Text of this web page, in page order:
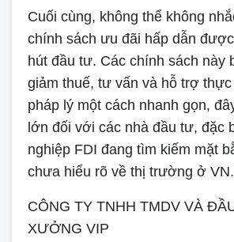
Cuối cùng, không thể không
chính sách ưu đãi hấp dẫn
hút đầu tư. Các chính sách này
giảm thuế, tư vấn và hỗ trợ
pháp lý một cách nhanh gọn,
lớn đối với các nhà đầu tư, đặc
nghiệp FDI đang tìm kiếm mặt
chưa hiểu rõ về thị trường ở VN.
CÔNG TY TNHH TMDV VÀ
XƯỞNG VIP